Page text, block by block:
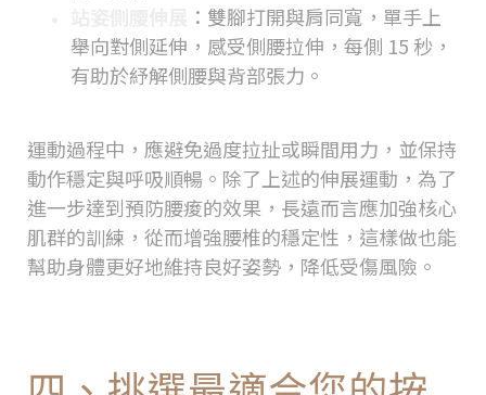
：雙腳打開與肩同寬，單手上
舉向對側延伸，感受側腰拉伸，每側 15 秒，
有助於紓解側腰與背部張力。
運動過程中，應避免過度拉扯或瞬間用力，並保持
動作穩定與呼吸順暢。除了上述的伸展運動，為了
進一步達到預防腰痠的效果，長遠而言應加強核心
肌群的訓練，從而增強腰椎的穩定性，這樣做也能
幫助身體更好地維持良好姿勢，降低受傷風險。